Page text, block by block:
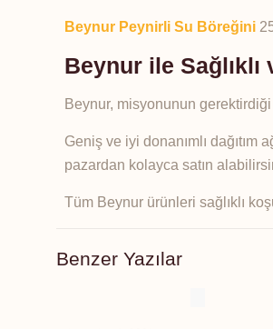
Beynur Peynirli Su Böreğini
Beynur ile
Beynur, misyonunun
Geniş ve iyi donanımlı
pazardan kolayca satın
Tüm Beynur ürünleri sağlıklı
Benzer Yazılar